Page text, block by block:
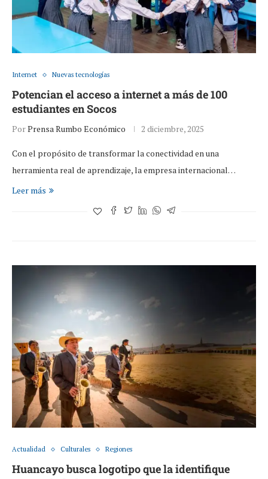
Internet Nuevas tecnologías
Potencian el acceso a internet a más de 100
estudiantes en Socos
PorPrensa Rumbo Económico 2 diciembre, 2025
Con el propósito de transformar la conectividad en una
herramienta real de aprendizaje, la empresa internacional…
Leer más
Actualidad Culturales Regiones
Huancayo busca logotipo que la identifique